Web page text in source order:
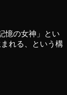
憶の女神」とい
れる、という構